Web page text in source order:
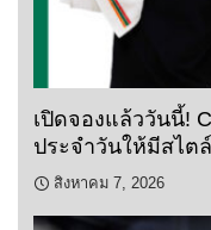
เปิดจองแล้ววันนี้!
ประจำวันให้มีสไต
สิงหาคม 7, 2026